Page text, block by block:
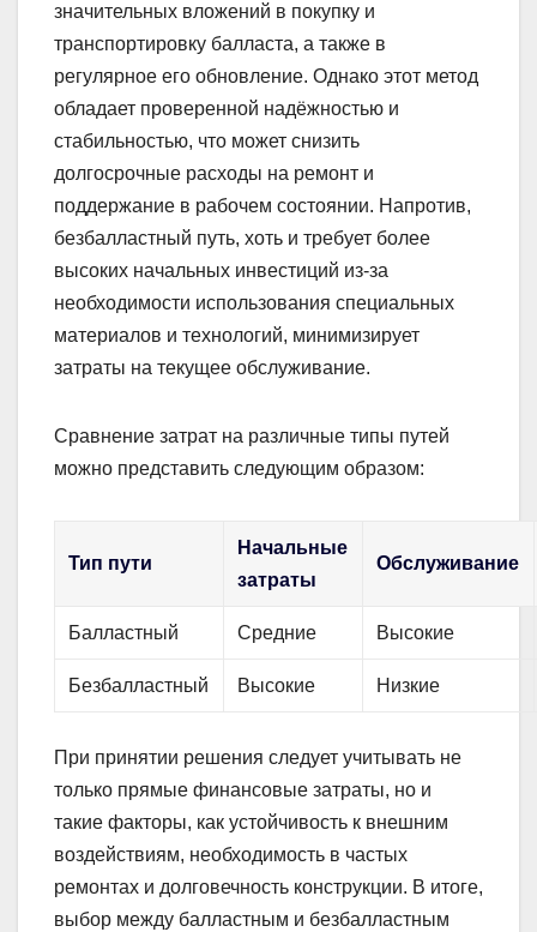
значительных вложений в покупку и
транспортировку балласта, а также в
регулярное его обновление. Однако этот метод
обладает проверенной надёжностью и
стабильностью, что может снизить
долгосрочные расходы на ремонт и
поддержание в рабочем состоянии. Напротив,
безбалластный путь, хоть и требует более
высоких начальных инвестиций из-за
необходимости использования специальных
материалов и технологий, минимизирует
затраты на текущее обслуживание.
Сравнение затрат на различные типы путей
можно представить следующим образом:
Тип пути
Начальные
затраты
Обслуживание
Балластный Средние Высокие
Безбалластный Высокие Низкие
При принятии решения следует учитывать не
только прямые финансовые затраты, но и
такие факторы, как устойчивость к внешним
воздействиям, необходимость в частых
ремонтах и долговечность конструкции. В итоге,
выбор между балластным и безбалластным